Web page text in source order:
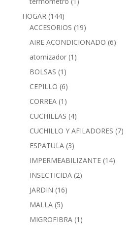
HOGAR (144)
ACCESORIOS (19)
AIRE ACONDICIONADO (6)
atomizador (1)
BOLSAS (1)
CEPILLO (6)
CORREA (1)
CUCHILLAS (4)
CUCHILLO Y AFILADORES (7)
ESPATULA (3)
IMPERMEABILIZANTE (14)
INSECTICIDA (2)
JARDIN (16)
MALLA (5)
MIGROFIBRA (1)